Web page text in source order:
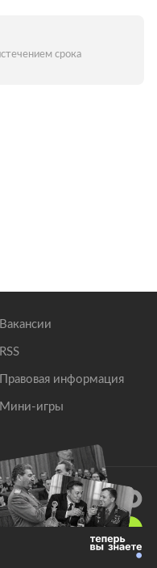
срока
Вакансии
RSS
Правовая информация
Мини-игры